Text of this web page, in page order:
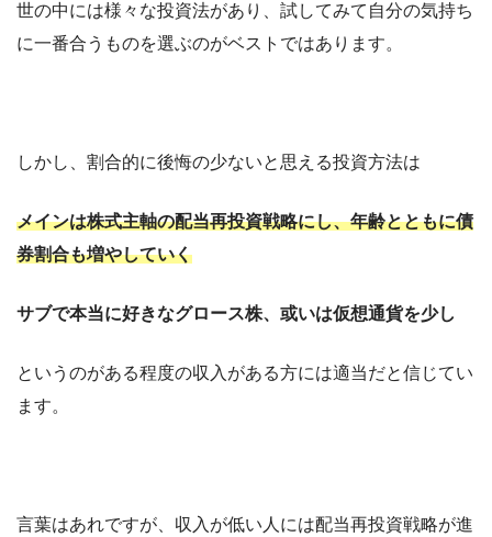
世の中には様々な投資法があり、試してみて自分の気持ち
に一番合うものを選ぶのがベストではあります。
しかし、割合的に後悔の少ないと思える投資方法は
メインは株式主軸の配当再投資戦略にし、年齢とともに債
券割合も増やしていく
サブで本当に好きなグロース株、或いは仮想通貨を少し
というのがある程度の収入がある方には適当だと信じてい
ます。
言葉はあれですが、収入が低い人には配当再投資戦略が進